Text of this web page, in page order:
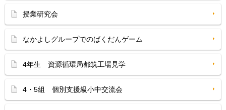
授業研究会
なかよしグループでのばくだんゲーム
4年生 資源循環局都筑工場見学
4・5組 個別支援級小中交流会